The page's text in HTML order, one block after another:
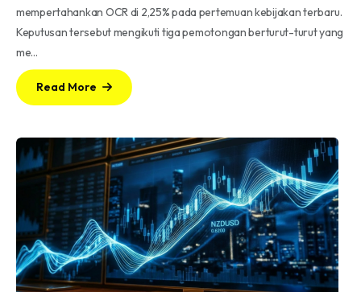
mempertahankan OCR di 2,25% pada pertemuan kebijakan terbaru.
Keputusan tersebut mengikuti tiga pemotongan berturut-turut yang
me…
Read More